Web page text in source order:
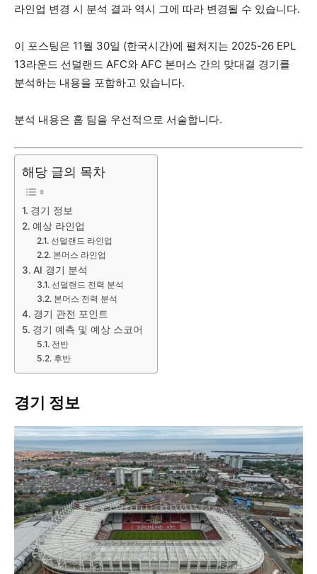
라인업 변경 시 분석 결과 역시 그에 따라 변경될 수 있습니다.
이 포스팅은 11월 30일 (한국시간)에 펼쳐지는 2025-26 EPL
13라운드 선덜랜드 AFC와 AFC 본머스 간의 맞대결 경기를
분석하는 내용을 포함하고 있습니다.
분석 내용은 홈 팀을 우선적으로 서술합니다.
해당 글의 목차
경기 정보
예상 라인업
선덜랜드 라인업
본머스 라인업
AI 경기 분석
선덜랜드 전력 분석
본머스 전력 분석
경기 관전 포인트
경기 예측 및 예상 스코어
전반
후반
경기 정보